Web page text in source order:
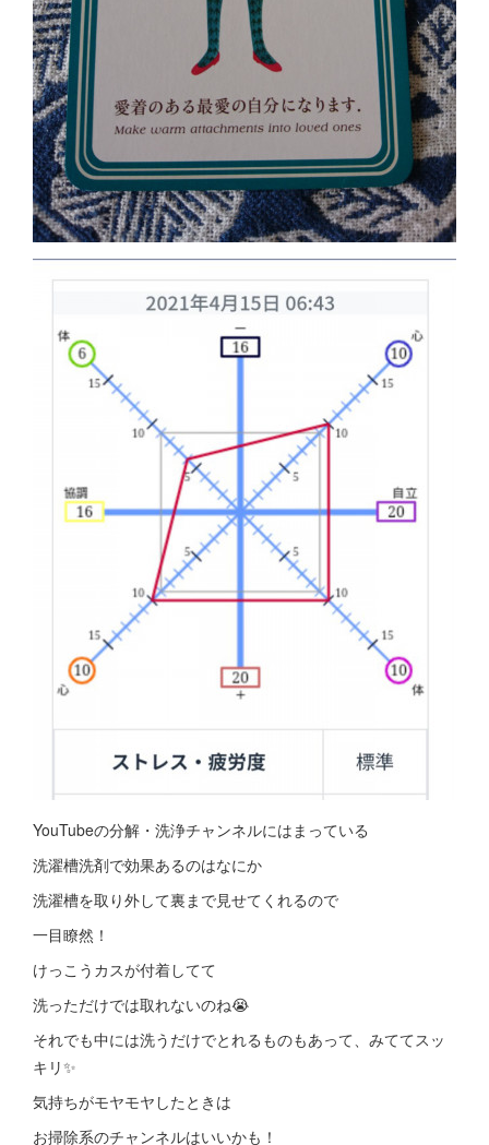
YouTubeの分解・洗浄チャンネルにはまっている
洗濯槽洗剤で効果あるのはなにか
洗濯槽を取り外して裏まで見せてくれるので
一目瞭然！
けっこうカスが付着してて
洗っただけでは取れないのね😭
それでも中には洗うだけでとれるものもあって、みててスッ
キリ✨
気持ちがモヤモヤしたときは
お掃除系のチャンネルはいいかも！